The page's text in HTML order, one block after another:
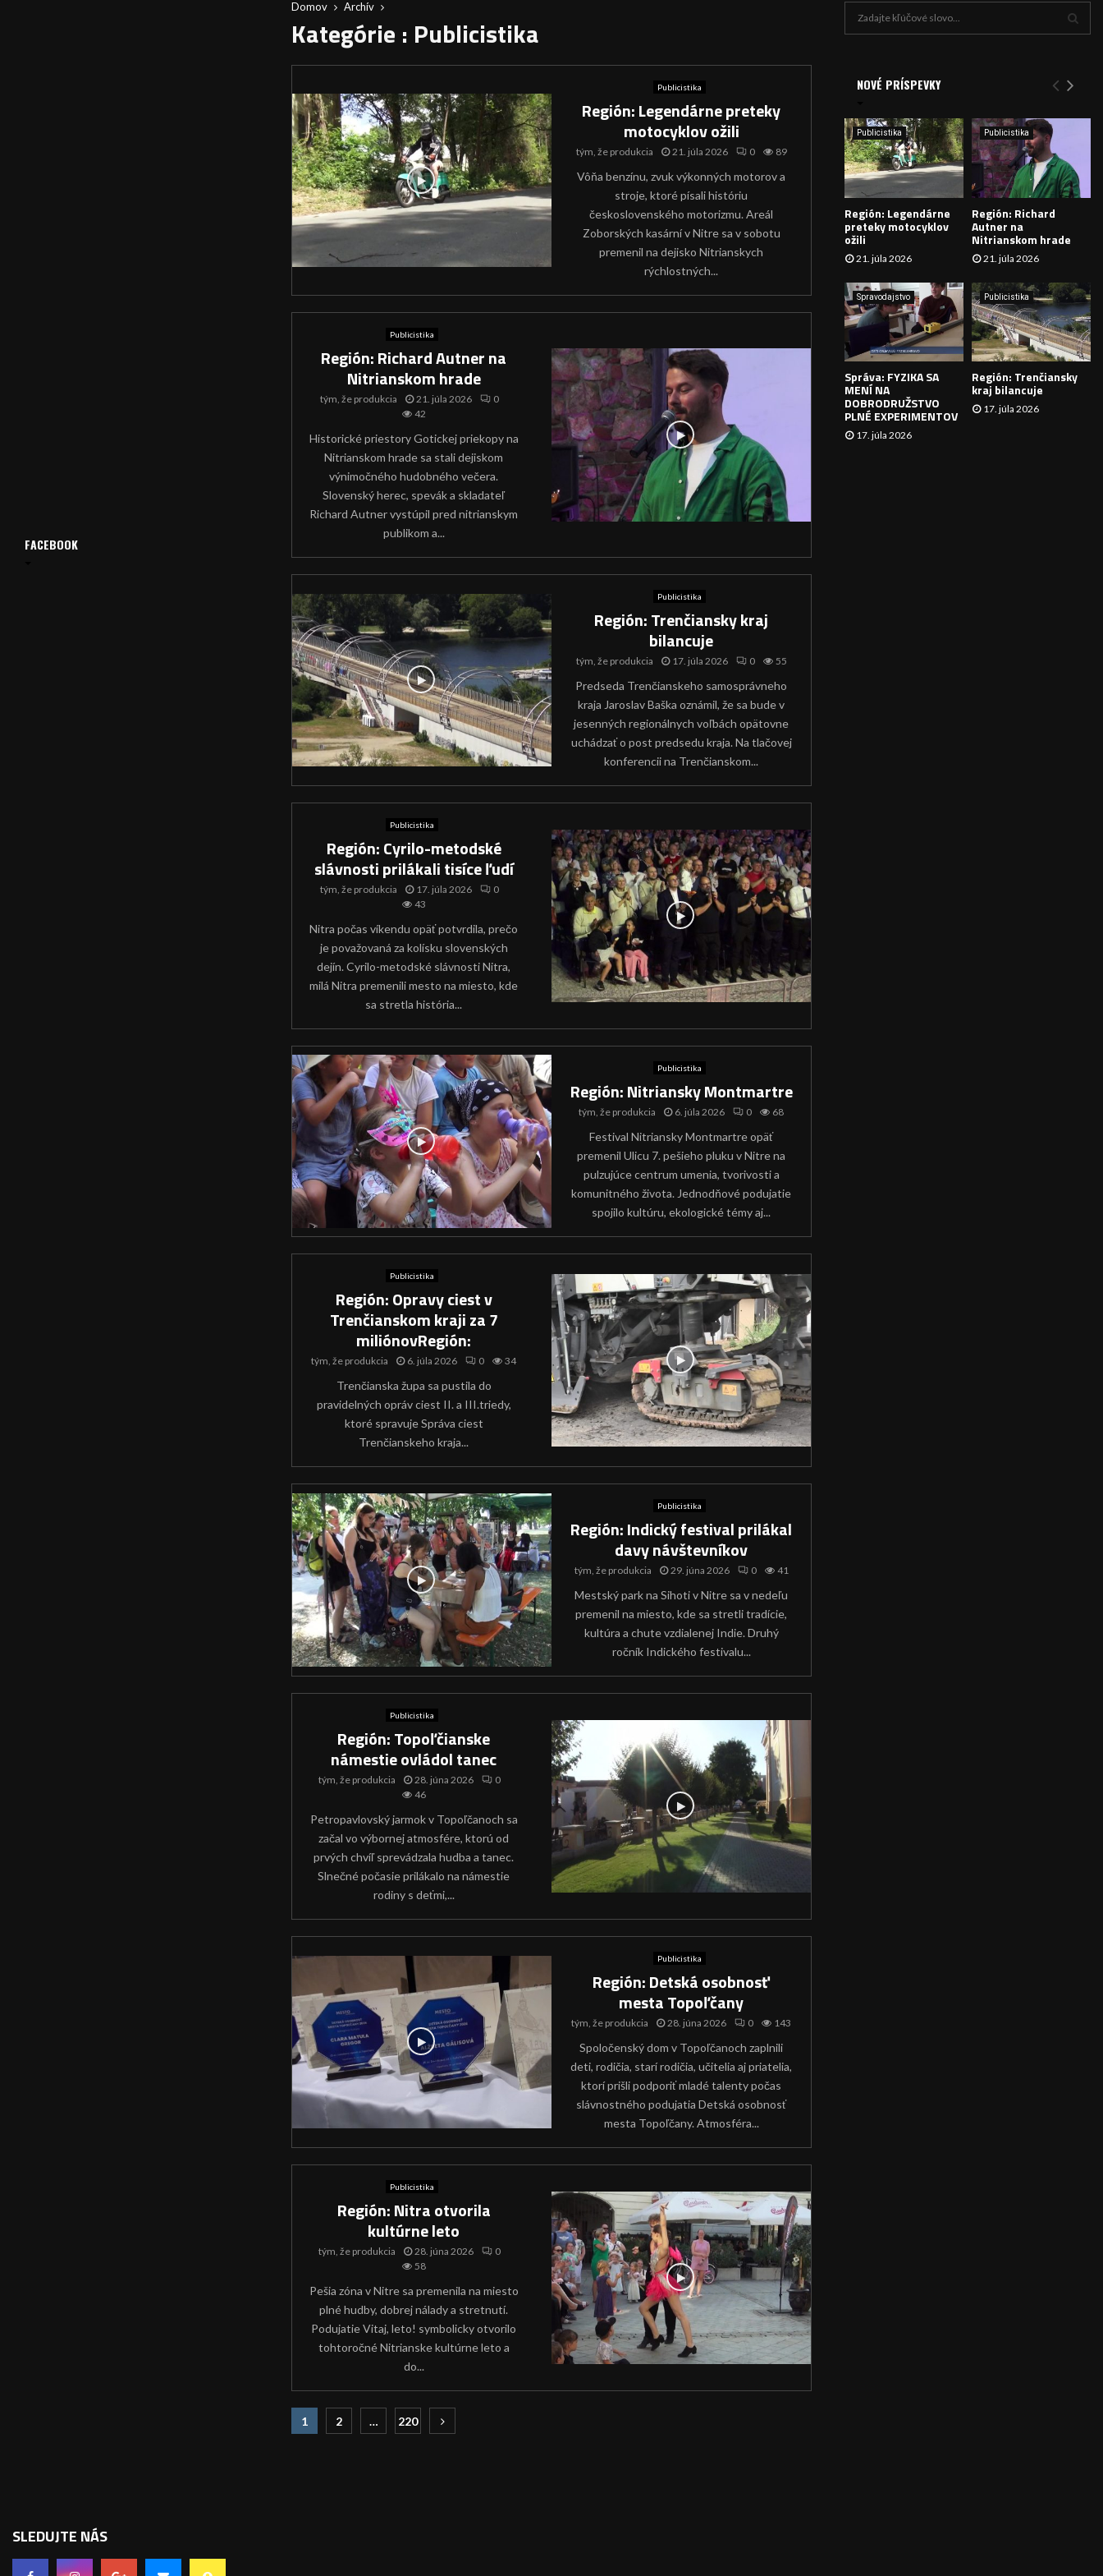
Domov Archív
Kategórie : Publicistika
Publicistika
Región: Legendárne preteky
motocyklov ožili
tým, že produkcia 21. júla 2026 0 89
Vôňa benzínu, zvuk výkonných motorov a
stroje, ktoré písali históriu
československého motorizmu. Areál
Zoborských kasární v Nitre sa v sobotu
premenil na dejisko Nitrianskych
rýchlostných...
Publicistika
Región: Richard Autner na
Nitrianskom hrade
tým, že produkcia 21. júla 2026
0
42
Historické priestory Gotickej priekopy na
Nitrianskom hrade sa stali dejiskom
výnimočného hudobného večera.
Slovenský herec, spevák a skladateľ
Richard Autner vystúpil pred nitrianskym
publikom a...
Publicistika
Región: Trenčiansky kraj
bilancuje
tým, že produkcia 17. júla 2026 0 55
Predseda Trenčianskeho samosprávneho
kraja Jaroslav Baška oznámil, že sa bude v
jesenných regionálnych voľbách opätovne
uchádzať o post predsedu kraja. Na tlačovej
konferencii na Trenčianskom...
Publicistika
Región: Cyrilo-metodské
slávnosti prilákali tisíce ľudí
tým, že produkcia 17. júla 2026
0
43
Nitra počas víkendu opäť potvrdila, prečo
je považovaná za kolísku slovenských
dejín. Cyrilo-metodské slávnosti Nitra,
milá Nitra premenili mesto na miesto, kde
sa stretla história...
Publicistika
Región: Nitriansky Montmartre
tým, že produkcia 6. júla 2026 0 68
Festival Nitriansky Montmartre opäť
premenil Ulicu 7. pešieho pluku v Nitre na
pulzujúce centrum umenia, tvorivosti a
komunitného života. Jednodňové podujatie
spojilo kultúru, ekologické témy aj...
Publicistika
Región: Opravy ciest v
Trenčianskom kraji za 7
miliónovRegión:
tým, že produkcia 6. júla 2026 0 34
Trenčianska župa sa pustila do
pravidelných opráv ciest II. a III.triedy,
ktoré spravuje Správa ciest
Trenčianskeho kraja...
Publicistika
Región: Indický festival prilákal
davy návštevníkov
tým, že produkcia 29. júna 2026 0 41
Mestský park na Sihoti v Nitre sa v nedeľu
premenil na miesto, kde sa stretli tradície,
kultúra a chute vzdialenej Indie. Druhý
ročník Indického festivalu...
Publicistika
Región: Topoľčianske
námestie ovládol tanec
tým, že produkcia 28. júna 2026
0
46
Petropavlovský jarmok v Topoľčanoch sa
začal vo výbornej atmosfére, ktorú od
prvých chvíľ sprevádzala hudba a tanec.
Slnečné počasie prilákalo na námestie
rodiny s deťmi,...
Publicistika
Región: Detská osobnosť
mesta Topoľčany
tým, že produkcia 28. júna 2026 0 143
Spoločenský dom v Topoľčanoch zaplnili
deti, rodičia, starí rodičia, učitelia aj priatelia,
ktorí prišli podporiť mladé talenty počas
slávnostného podujatia Detská osobnosť
mesta Topoľčany. Atmosféra...
Publicistika
Región: Nitra otvorila
kultúrne leto
tým, že produkcia 28. júna 2026
0
58
Pešia zóna v Nitre sa premenila na miesto
plné hudby, dobrej nálady a stretnutí.
Podujatie Vitaj, leto! symbolicky otvorilo
tohtoročné Nitrianske kultúrne leto a
do...
Navigácia
1 2 … 220
FACEBOOK
e
:
Y
H
A
Á
V
A
N
I
NOVÉ PRÍSPEVKY
Publicistika
Región: Legendárne
preteky motocyklov
ožili
21. júla 2026
Publicistika
Región: Richard
Autner na
Nitrianskom hrade
21. júla 2026
Spravodajstvo
Správa: FYZIKA SA
MENÍ NA
DOBRODRUŽSTVO
PLNÉ EXPERIMENTOV
17. júla 2026
Publicistika
Región: Trenčiansky
kraj bilancuje
17. júla 2026
SLEDUJTE NÁS